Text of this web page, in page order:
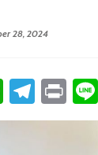
28, 2024